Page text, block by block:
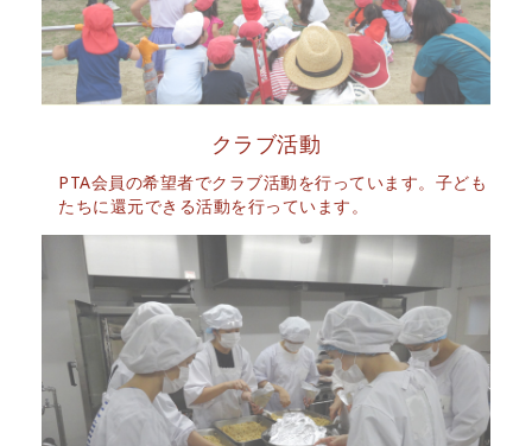
クラブ活動
PTA会員の希望者でクラブ活動を行っています。子ども
たちに還元できる活動を行っています。